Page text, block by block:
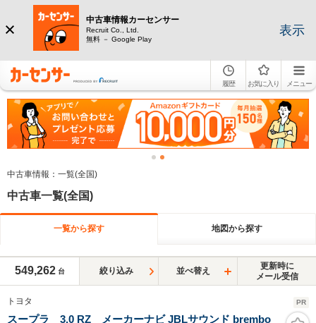
中古車情報カーセンサー
Recruit Co., Ltd.
無料 － Google Play
表示
履歴 お気に入り メニュー
中古車情報：一覧(全国)
中古車一覧(全国)
一覧から探す 地図から探す
549,262 台 絞り込み 並べ替え
更新時に
メール受信
トヨタ PR
スープラ 3.0 RZ メーカーナビ JBLサウンド brembo